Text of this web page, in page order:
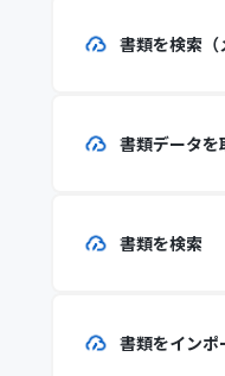
書類を検索（
書類データを
書類を検索
書類をインポ